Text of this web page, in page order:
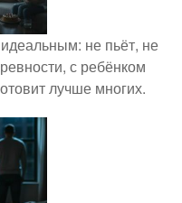
не пьёт, не
с ребёнком
лучше многих.